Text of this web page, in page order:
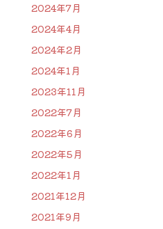
2024年7月
2024年4月
2024年2月
2024年1月
2023年11月
2022年7月
2022年6月
2022年5月
2022年1月
2021年12月
2021年9月